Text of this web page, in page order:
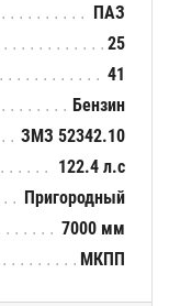
ПАЗ
25
41
Бензин
ЗМЗ 52342.10
122.4 л.с
Пригородный
7000 мм
МКПП